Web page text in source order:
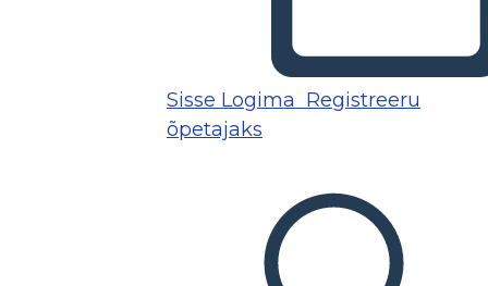
Sisse Logima Registreeru
õpetajaks